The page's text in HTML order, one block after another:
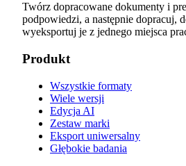
Twórz dopracowane dokumenty i
podpowiedzi, a następnie dopracuj,
wyeksportuj je z jednego miejsca
Produkt
Wszystkie formaty
Wiele wersji
Edycja AI
Zestaw marki
Eksport uniwersalny
Głębokie badania